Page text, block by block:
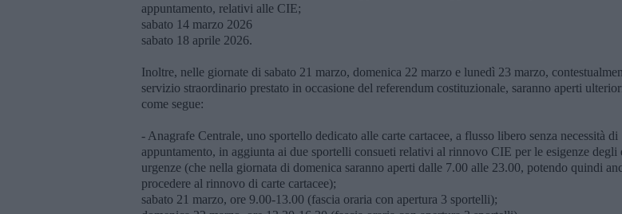
appuntamento, relativi alle CIE;
sabato 14 marzo 2026
sabato 18 aprile 2026.
Inoltre, nelle giornate di sabato 21 marzo, domenica 22 marzo e lunedì 23 marzo,
servizio straordinario prestato in occasione del referendum costituzionale, saranno aperti
come segue:
- Anagrafe Centrale, uno sportello dedicato alle carte cartacee, a flusso libero senza necessità di
appuntamento, in aggiunta ai due sportelli consueti relativi al rinnovo CIE per le esigenze degli
urgenze (che nella giornata di domenica saranno aperti dalle 7.00 alle 23.00, potendo quindi
procedere al rinnovo di carte cartacee);
sabato 21 marzo, ore 9.00-13.00 (fascia oraria con apertura 3 sportelli);